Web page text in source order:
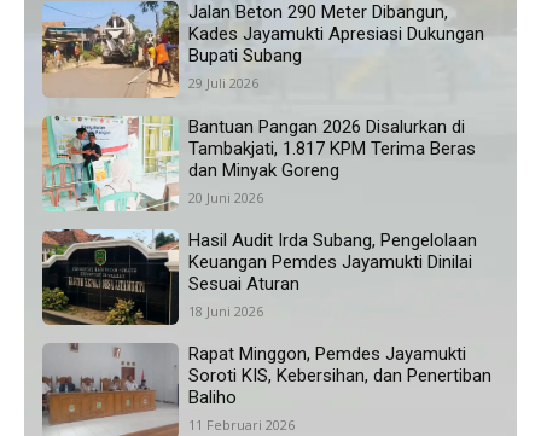
Jalan Beton 290 Meter Dibangun,
Kades Jayamukti Apresiasi Dukungan
Bupati Subang
29 Juli 2026
Bantuan Pangan 2026 Disalurkan di
Tambakjati, 1.817 KPM Terima Beras
dan Minyak Goreng
20 Juni 2026
Hasil Audit Irda Subang, Pengelolaan
Keuangan Pemdes Jayamukti Dinilai
Sesuai Aturan
18 Juni 2026
Rapat Minggon, Pemdes Jayamukti
Soroti KIS, Kebersihan, dan Penertiban
Baliho
11 Februari 2026